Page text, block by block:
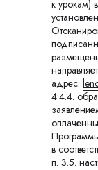
к урокам)
адрес:
4.4.4.
в
п. 3.5.